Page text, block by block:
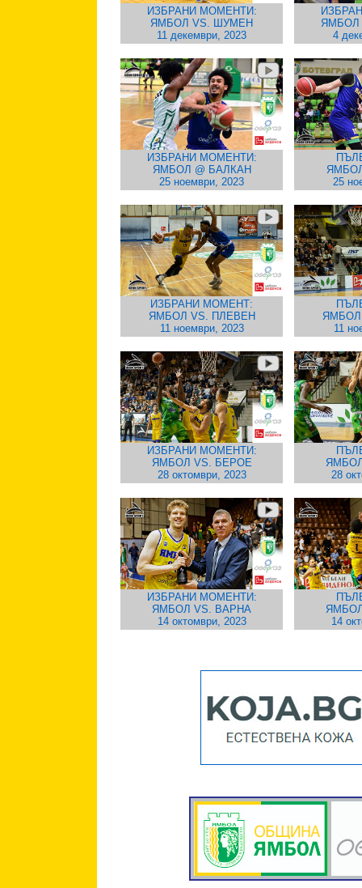
ИЗБРАНИ МОМЕНТИ:
ЯМБОЛ VS. ШУМЕН
11 декември, 2023
ЯМБОЛ
4
ИЗБРАНИ МОМЕНТИ:
ЯМБОЛ @ БАЛКАН
25 ноември, 2023
25
ИЗБРАНИ МОМЕНТ:
ЯМБОЛ VS. ПЛЕВЕН
11 ноември, 2023
ЯМБОЛ
11
ИЗБРАНИ МОМЕНТИ:
ЯМБОЛ VS. БЕРОЕ
28 октомври, 2023
28
ИЗБРАНИ МОМЕНТИ:
ЯМБОЛ VS. ВАРНА
14 октомври, 2023
14